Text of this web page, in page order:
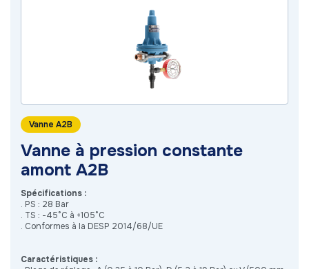
Vanne A2B
Vanne à pression constante
amont A2B
Spécifications :
. PS : 28 Bar
. TS : -45°C à +105°C
. Conformes à la DESP 2014/68/UE
Caractéristiques :